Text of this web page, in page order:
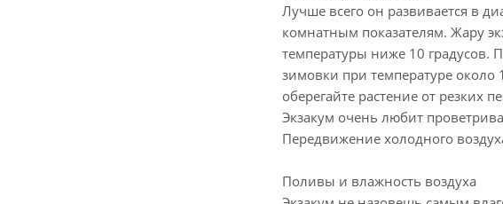
Лучше всего он развивается в
комнатным показателям. Жару
температуры ниже 10 градусов.
зимовки при температуре около
оберегайте растение от резких
Экзакум очень любит
Передвижение холодного
Поливы и влажность воздуха